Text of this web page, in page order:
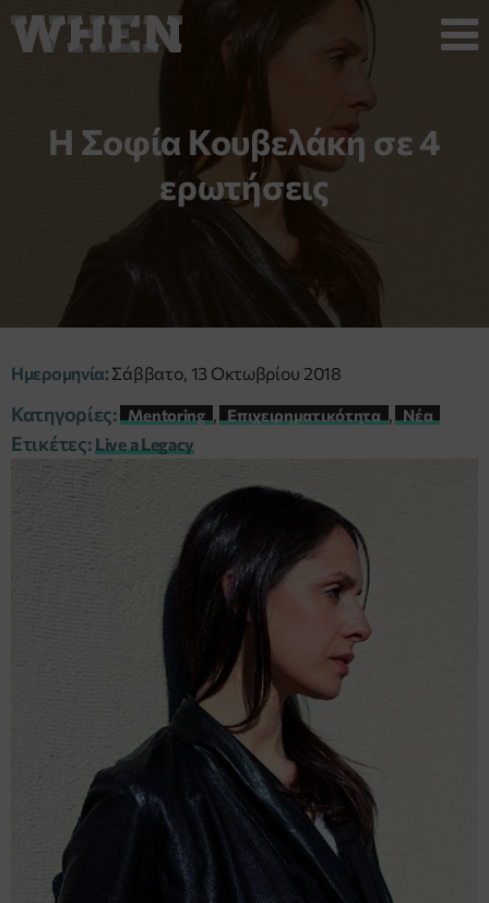
Η Σοφία Κουβελάκη σε 4
ερωτήσεις
Ημερομηνία: Σάββατο, 13 Οκτωβρίου 2018
Κατηγορίες: Mentoring , Επιχειρηματικότητα , Νέα
Ετικέτες: Live a Legacy